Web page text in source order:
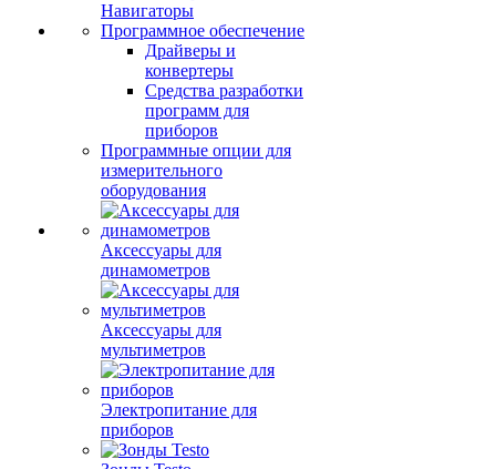
Навигаторы
Программное обеспечение
Драйверы и
конвертеры
Средства разработки
программ для
приборов
Программные опции для
измерительного
оборудования
Аксессуары для
динамометров
Аксессуары для
мультиметров
Электропитание для
приборов